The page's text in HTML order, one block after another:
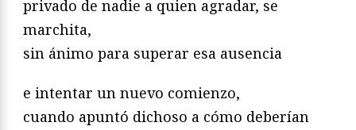
privado de nadie a quien agradar, se
marchita,
sin ánimo para superar esa ausencia
e intentar un nuevo comienzo,
cuando apuntó dichoso a cómo deberían